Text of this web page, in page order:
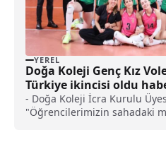
YEREL
Doğa Koleji Genç Kız
Türkiye ikincisi oldu
- Doğa Koleji İcra Kurulu
"Öğrencilerimizin sahadaki